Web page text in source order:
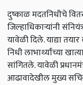
दुष्काळ मदतनिधीचे
जिल्हाधिकाऱ्यांनी
यावेळी दिले. याद्या
निधी लाभार्थ्यांच्या
सांगितले. यावेळी
आढावादेखील मुख्य